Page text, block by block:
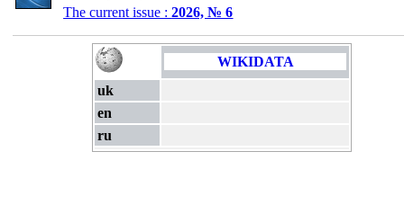
The current issue :2026, № 6
WIKIDATA
uk
en
ru